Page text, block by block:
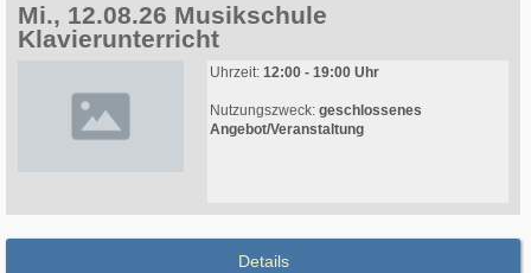
Mi., 12.08.26 Musikschule
Klavierunterricht
Uhrzeit: 12:00 - 19:00 Uhr
Nutzungszweck: geschlossenes
Angebot/Veranstaltung
Details